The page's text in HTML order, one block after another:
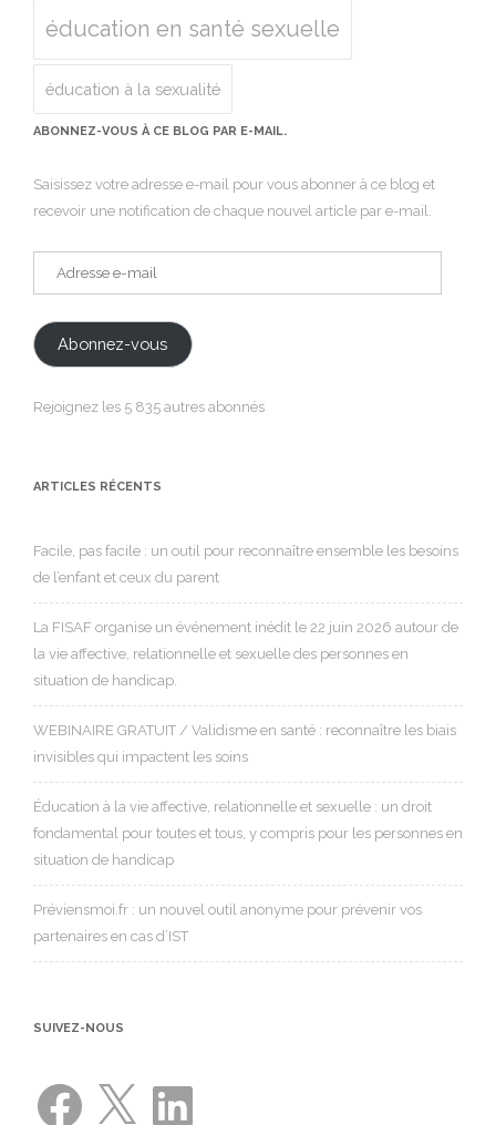
éducation en santé sexuelle
éducation à la sexualité
ABONNEZ-VOUS À CE BLOG PAR E-MAIL.
Saisissez votre adresse e-mail pour vous abonner à ce blog et
recevoir une notification de chaque nouvel article par e-mail.
Abonnez-vous
Rejoignez les 5 835 autres abonnés
ARTICLES RÉCENTS
Facile, pas facile : un outil pour reconnaître ensemble les besoins
de l’enfant et ceux du parent
La FISAF organise un événement inédit le 22 juin 2026 autour de
la vie affective, relationnelle et sexuelle des personnes en
situation de handicap.
WEBINAIRE GRATUIT / Validisme en santé : reconnaître les biais
invisibles qui impactent les soins
Éducation à la vie affective, relationnelle et sexuelle : un droit
fondamental pour toutes et tous, y compris pour les personnes en
situation de handicap
Préviensmoi.fr : un nouvel outil anonyme pour prévenir vos
partenaires en cas d’IST
SUIVEZ-NOUS
Facebook LinkedIn